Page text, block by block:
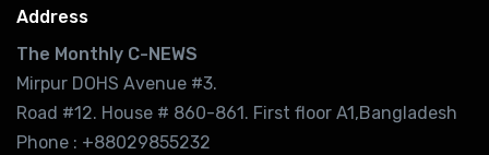
Address
The Monthly C-NEWS
Mirpur DOHS Avenue #3.
Road #12. House # 860-861. First floor A1,Bangladesh
Phone : +88029855232